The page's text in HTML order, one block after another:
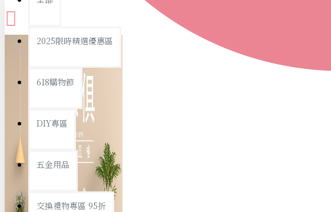
衛浴用品
個人衛浴用品
浴室置物/收納
2025限時精選優惠區
618購物節
DIY專區
五金用品
交換禮物專區 95折